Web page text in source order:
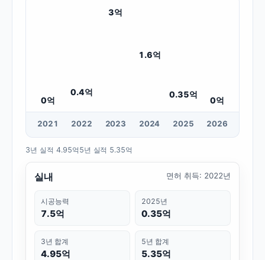
0억
0.4억
3억
1.6억
0.35억
0억
2021 2022 2023 2024 2025 2026
3년 실적4.95억 5년 실적 5.35억
실내 면허 취득: 2022년
시공능력
7.5억
2025년
0.35억
3년 합계
4.95억
5년 합계
5.35억